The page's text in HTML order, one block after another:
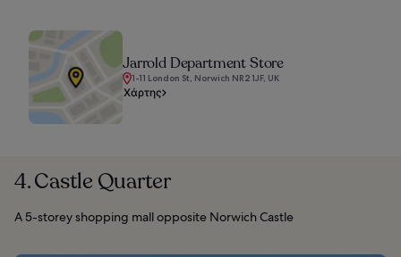
Jarrold Department Store
1-11 London St, Norwich NR2 1JF, UK
Χάρτης
4. Castle Quarter
A 5-storey shopping mall opposite Norwich Castle